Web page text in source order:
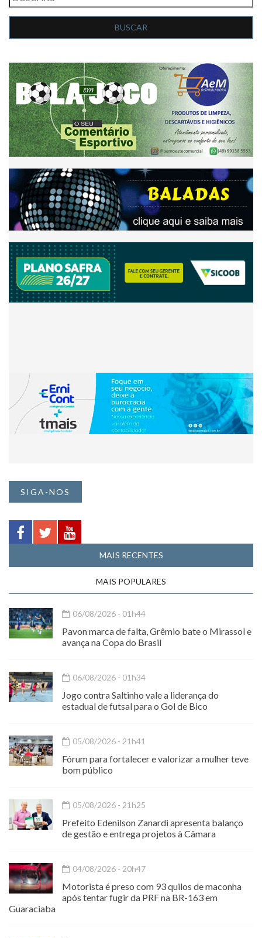
SIGA-NOS
MAIS RECENTES
MAIS POPULARES
06/08/2026 - 01h44
Pavon marca de falta, Grêmio bate o Mirassol e
avança na Copa do Brasil
06/08/2026 - 01h34
Jogo contra Saltinho vale a liderança do
estadual de futsal para o Gol de Bico
05/08/2026 - 21h41
Fórum para fortalecer e valorizar a mulher teve
bom público
05/08/2026 - 21h25
Prefeito Edenilson Zanardi apresenta balanço
de gestão e entrega projetos à Câmara
04/08/2026 - 20h47
Motorista é preso com 93 quilos de maconha
após tentar fugir da PRF na BR-163 em
Guaraciaba